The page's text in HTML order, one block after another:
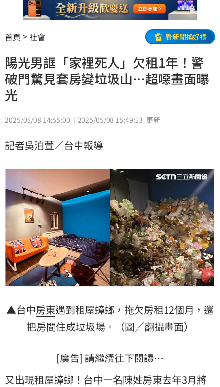
首頁 社會 看新聞換好禮
陽光男誆「家裡死人」欠租1年！警
破門驚見套房變垃圾山…超噁畫面曝
光
2025/05/08 14:55:00 2025/05/08 15:49:33 更新
記者吳泊萱／台中報導
▲台中房東遇到租屋蟑螂，拖欠房租12個月，還
把房間住成垃圾場 。（圖／翻攝畫面）
[廣告] 請繼續往下閱讀…
又出現租屋蟑螂！台中一名陳姓房東去年3月將